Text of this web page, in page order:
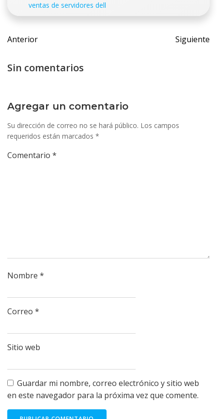
ventas de servidores dell
Navegación
de
entradas
Anterior
de
Siguiente
Sin comentarios
Agregar un comentario
Su dirección de correo no se hará público. Los campos
requeridos están marcados *
Comentario *
Nombre *
Correo *
Sitio web
Guardar mi nombre, correo electrónico y sitio web
en este navegador para la próxima vez que comente.